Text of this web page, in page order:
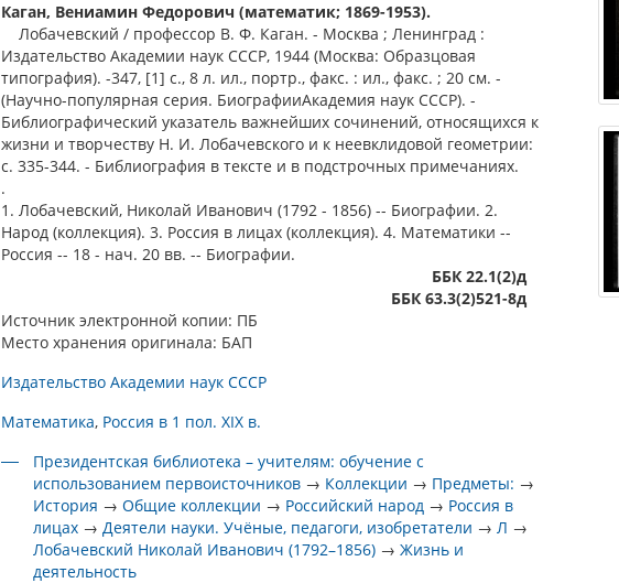
Каган, Вениамин Федорович (математик; 1869-1953).
Лобачевский / профессор В. Ф. Каган. - Москва ; Ленинград :
Издательство Академии наук СССР, 1944 (Москва: Образцовая
типография). -347, [1] с., 8 л. ил., портр., факс. : ил., факс. ; 20 см. -
(Научно-популярная серия. БиографииАкадемия наук СССР). -
Библиографический указатель важнейших сочинений, относящихся к
жизни и творчеству Н. И. Лобачевского и к неевклидовой геометрии:
с. 335-344. - Библиография в тексте и в подстрочных примечаниях.
.
1. Лобачевский, Николай Иванович (1792 - 1856) -- Биографии. 2.
Народ (коллекция). 3. Россия в лицах (коллекция). 4. Математики --
Россия -- 18 - нач. 20 вв. -- Биографии.
ББК 22.1(2)д
ББК 63.3(2)521-8д
Источник электронной копии: ПБ
Место хранения оригинала: БАП
Издательство Академии наук СССР
Математика Россия в 1 пол. XIX в.
Президентская библиотека – учителям: обучение с
использованием первоисточников → Коллекции → Предметы: →
История →Общие коллекции → Российский народ → Россия в
лицах →Деятели науки. Учёные, педагоги, изобретатели →Л →
Лобачевский Николай Иванович (1792–1856) →Жизнь и
деятельность